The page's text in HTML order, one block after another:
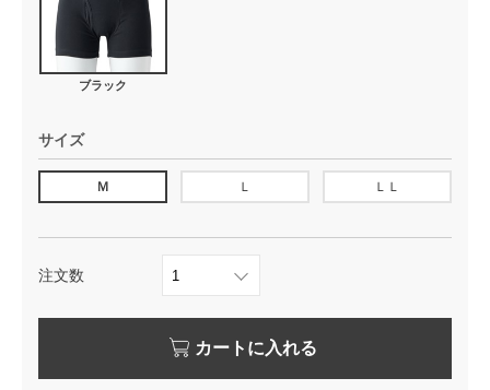
ブラック
サイズ
Ｍ Ｌ ＬＬ
注文数
カートに入れる